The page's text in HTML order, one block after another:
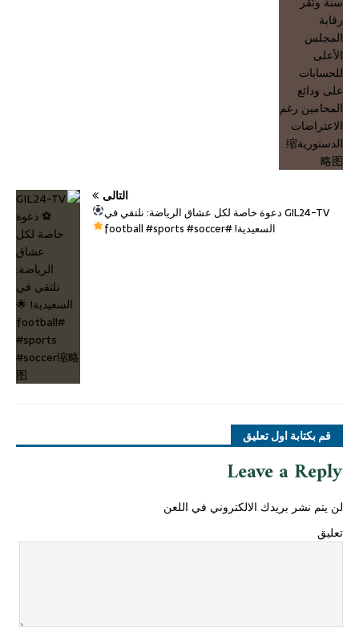
التالي
GIL24-TVدعوة خاصة لكل عشاق الرياضة: نلتقي في
السعيدية!#football #sports #soccer
قم بكتابة اول تعليق
Leave a Reply
لن يتم نشر بريدك الالكتروني في اللعن
تعليق